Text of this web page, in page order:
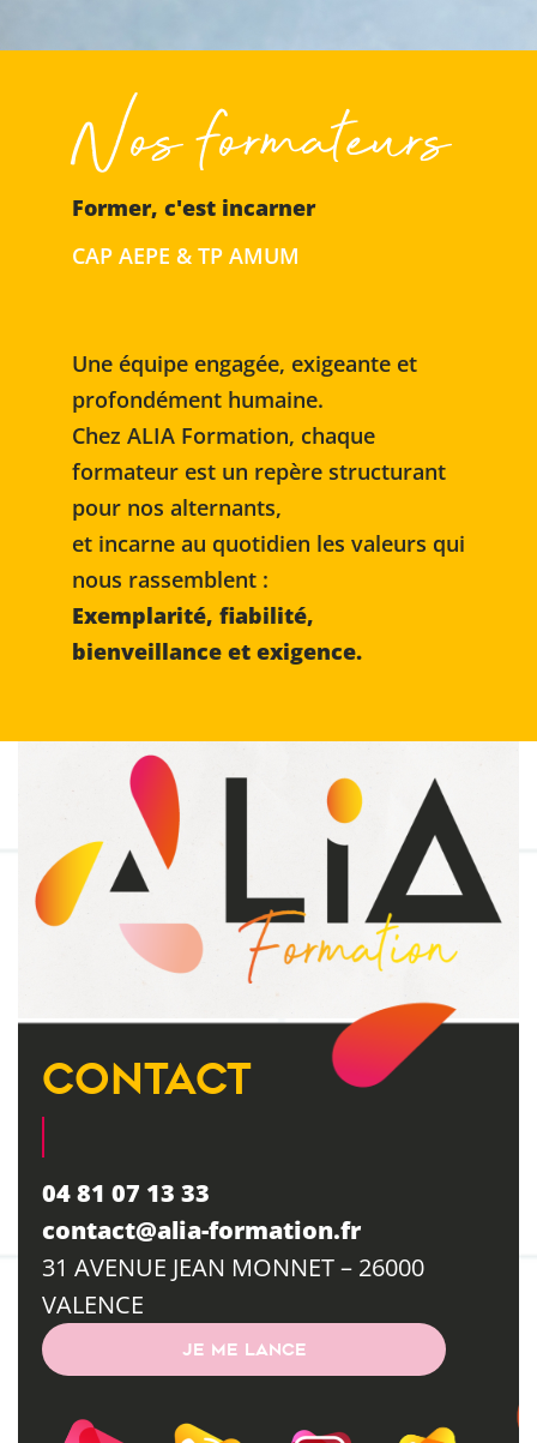
Nos formateurs
Former, c'est incarner
CAP AEPE & TP AMUM
Une équipe engagée, exigeante et
profondément humaine.
Chez ALIA Formation, chaque
formateur est un repère structurant
pour nos alternants,
et incarne au quotidien les valeurs qui
nous rassemblent :
Exemplarité, fiabilité,
bienveillance et exigence.
CONTACT
04 81 07 13 33
contact@alia-formation.fr
31 AVENUE JEAN MONNET – 26000
VALENCE
JE ME LANCE